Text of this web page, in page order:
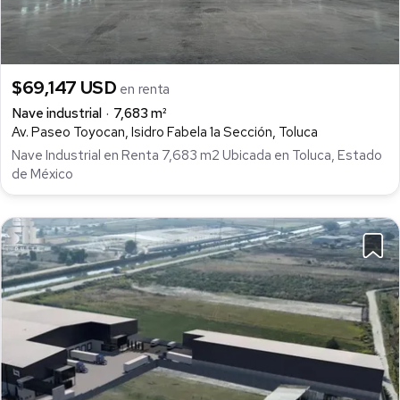
$69,147 USD en renta
Nave industrial
7,683 m²
Av. Paseo Toyocan, Isidro Fabela 1a Sección, Toluca
Nave Industrial en Renta 7,683 m2 Ubicada en Toluca, Estado
de México